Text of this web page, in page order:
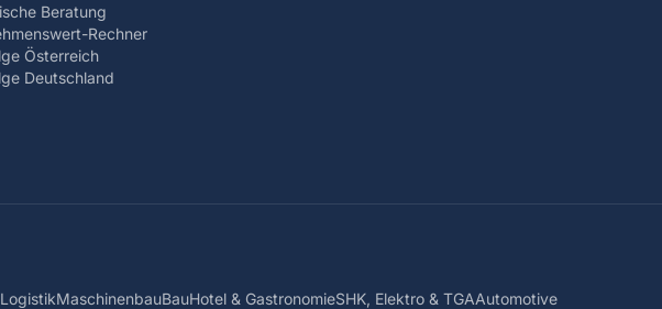
Beratung
Rechner
Österreich
Deutschland
MaschinenbauBauHotel & GastronomieSHK, Elektro & TGAAutomotive